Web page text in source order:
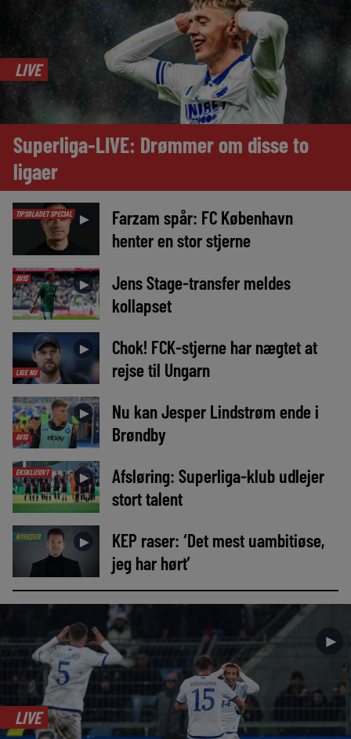
LIVE
Superliga-LIVE: Drømmer om disse to
ligaer
TIPSBLADET SPECIAL ►
Farzam spår: FC København
henter en stor stjerne
AVIS ►
Jens Stage-transfer meldes
kollapset
LIGE NU
►
Chok! FCK-stjerne har nægtet at
rejse til Ungarn
AVIS
►
Nu kan Jesper Lindstrøm ende i
Brøndby
EKSKLUSIVT ►
Afsløring: Superliga-klub udlejer
stort talent
NYHEDER ►
KEP raser: ‘Det mest uambitiøse,
jeg har hørt’
►
LIVE